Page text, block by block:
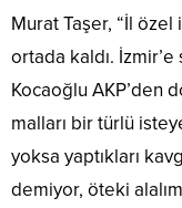
Murat Taşer, “İl özel
ortada kaldı. İzmir’e
Kocaoğlu AKP’den
malları bir türlü
yoksa yaptıkları
demiyor, öteki